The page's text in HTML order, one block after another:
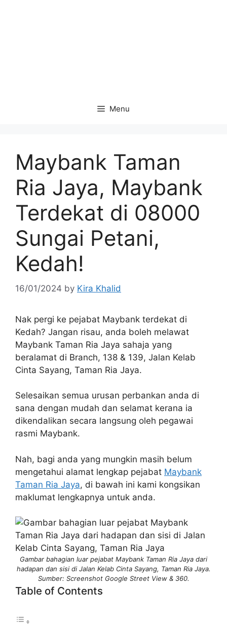
Menu
Maybank Taman
Ria Jaya, Maybank
Terdekat di 08000
Sungai Petani,
Kedah!
16/01/2024 by Kira Khalid
Nak pergi ke pejabat Maybank terdekat di
Kedah? Jangan risau, anda boleh melawat
Maybank Taman Ria Jaya sahaja yang
beralamat di Branch, 138 & 139, Jalan Kelab
Cinta Sayang, Taman Ria Jaya.
Selesaikan semua urusan perbankan anda di
sana dengan mudah dan selamat kerana ia
dikendalikan secara langsung oleh pegawai
rasmi Maybank.
Nah, bagi anda yang mungkin masih belum
mengetahui alamat lengkap pejabat Maybank
Taman Ria Jaya, di bawah ini kami kongsikan
maklumat lengkapnya untuk anda.
Gambar bahagian luar pejabat Maybank Taman Ria Jaya dari
hadapan dan sisi di Jalan Kelab Cinta Sayang, Taman Ria Jaya.
Sumber: Screenshot Google Street View & 360.
Table of Contents